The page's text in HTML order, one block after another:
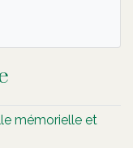
mémorielle et